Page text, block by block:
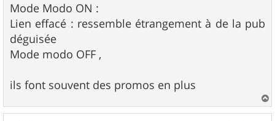
Mode Modo ON :
Lien effacé : ressemble étrangement à de la pub
déguisée
Mode modo OFF ,
ils font souvent des promos en plus
a